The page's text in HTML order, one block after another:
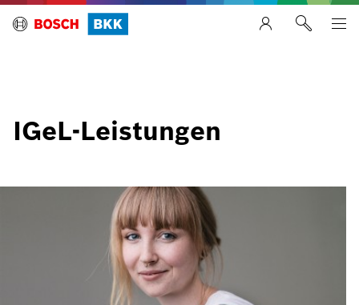
IGeL-Leistungen